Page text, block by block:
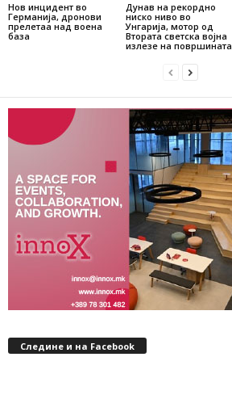
Нов инцидент во
Германија, дронови
прелетаа над воена
база
Дунав на рекордно
ниско ниво во
Унгарија, мотор од
Втората светска војна
излезе на површината
Следине и на Facebook